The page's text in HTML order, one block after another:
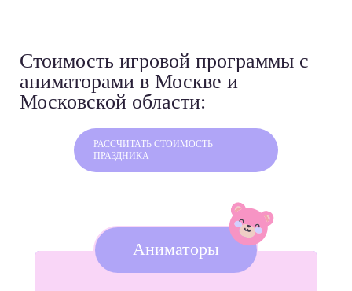
Стоимость игровой программы с
аниматорами в Москве и
Московской области:
РАССЧИТАТЬ СТОИМОСТЬ
ПРАЗДНИКА
Аниматоры